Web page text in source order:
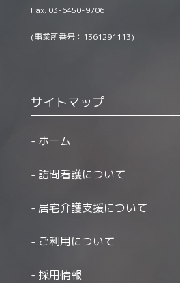
Fax. 03-6450-9706
(事業所番号：1361291113)
サイトマップ
ホーム
訪問看護について
居宅介護支援について
ご利用について
採用情報